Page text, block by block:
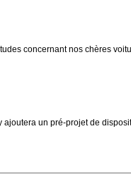
concernant nos chères
un pré-projet de